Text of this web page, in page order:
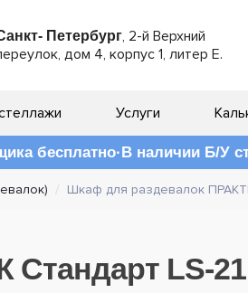
Петербург, 2-й Верхний
дом 4, корпус 1, литер Е.
Услуги
бесплатно В наличии Б/У
Шкаф для раздевалок
LS-